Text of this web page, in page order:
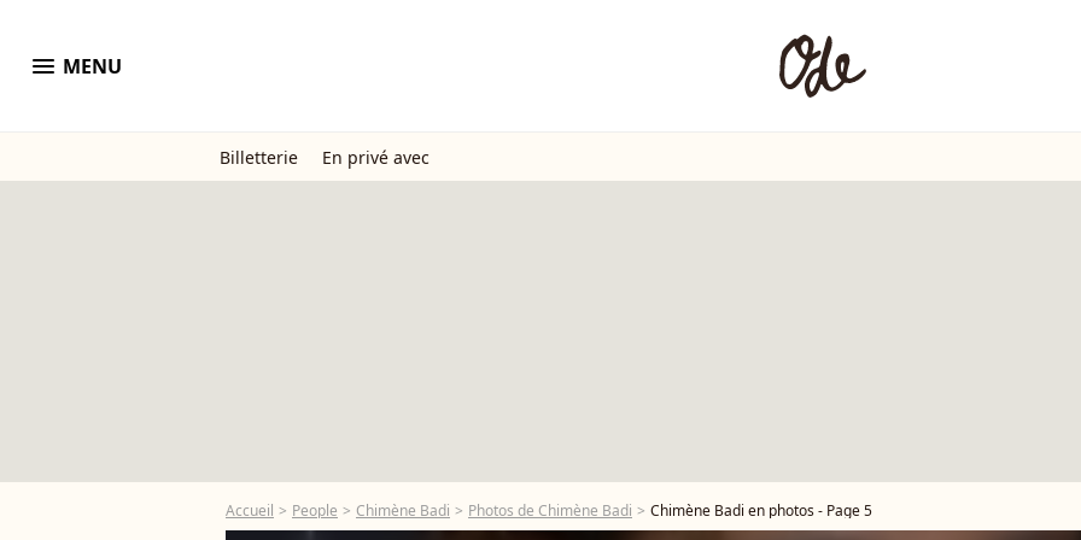
menu MENU
Billetterie En privé avec
Accueil People Chimène Badi Photos de Chimène Badi Chimène Badi en photos - Page 5